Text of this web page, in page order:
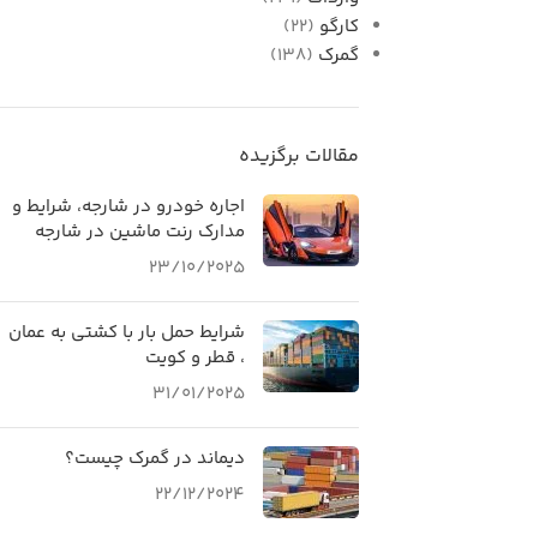
کارگو (22)
گمرک (138)
مقالات برگزیده
اجاره خودرو در شارجه، شرایط و
مدارک رنت ماشین در شارجه
23/10/2025
شرایط حمل بار با کشتی به عمان
، قطر و کویت
31/01/2025
دیماند در گمرک چیست؟
22/12/2024